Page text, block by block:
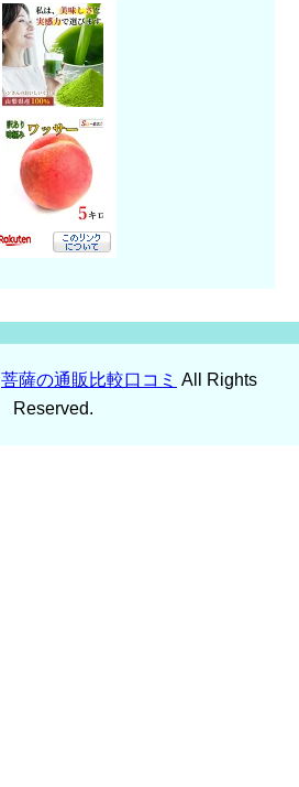
菩薩の通販比較口コミ All Rights
Reserved.